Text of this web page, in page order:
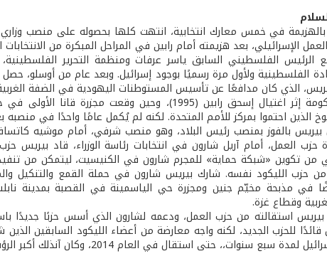
الإسرائيلي، بعد هزيمته أمام رابين في المراحل المبكرة من الانتخابات
الفلسطينية ولأول مرة رسميًا بوجود إسرائيل. وبعد عام من أوسلو،
الذي كان مدافعًا عن تأسيس المستوطنات اليهودية في الضفة
الذين احتموا بمركز للأمم المتحدة. لكنه لم يُكمل عامًا واحدًا في منصبه
العمل، أمام آريل شارون في انتخابات رئاسة الوزراء، قاد بيريس
من تكوين «شبكة حماية» للمجرم شارون في الكنيسيت، ليتمكن من
حزب الليكود نفسه. شارك بيريس شارون في حملة القمع والتنكيل
في مذبحة مخيّم جنين ومجزرة حي الياسمينة في القصبة بمدينة
وقطاع غزة.
2005، أعلن بيريس استقالته من حزب العمل، ودعمه لشارون الذي أسس حزبًا
للحزب الجديد، لكنه واجه معارضة من أعضاء الليكود السابقين
سنوات،، حتى استقال في العام 2014، وكان آنذلك أكبر الرؤساء سنًا في العالم.